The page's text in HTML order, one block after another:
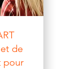
de
pour